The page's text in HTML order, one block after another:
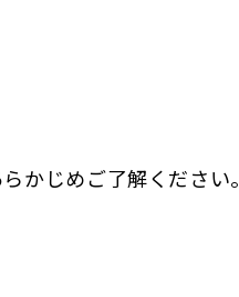
かじめご了解ください。